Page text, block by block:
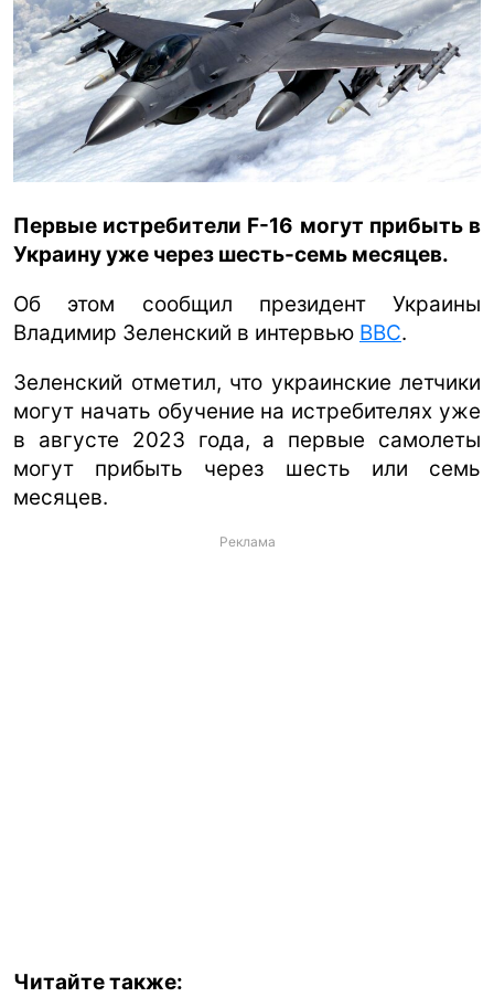
gambling
ua ru en
Первые истребители F-16 могут прибыть в
Украину уже через шесть-семь месяцев.
Об этом сообщил президент Украины
Владимир Зеленский в интервью BBC.
Зеленский отметил, что украинские летчики
могут начать обучение на истребителях уже
в августе 2023 года, а первые самолеты
могут прибыть через шесть или семь
месяцев.
Реклама
Читайте также: